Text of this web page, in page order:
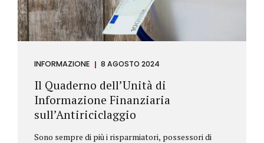
INFORMAZIONE 8 AGOSTO 2024
Il Quaderno dell’Unità di
Informazione Finanziaria
sull’Antiriciclaggio
Sono sempre di più i risparmiatori, possessori di